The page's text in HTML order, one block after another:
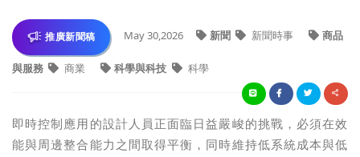
推廣新聞稿 May 30,2026 新聞 新聞時事 商品
與服務 商業 科學與科技 科學
即時控制應用的設計人員正面臨日益嚴峻的挑戰，必須在效
能與周邊整合能力之間取得平衡，同時維持低系統成本與低